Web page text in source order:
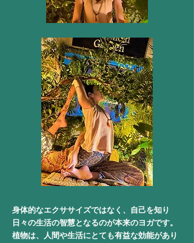
身体的なエクササイズではなく、自己を知り
日々の生活の智慧となるのが本来のヨガです。
植物は、人間や生活にとても有益な効能があり